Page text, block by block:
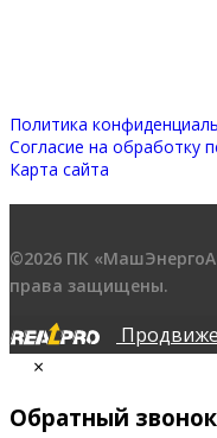
Политика
Согласие на обработку
Карта сайта
©2026 ПК
права защищены.
×
Обратный звонок